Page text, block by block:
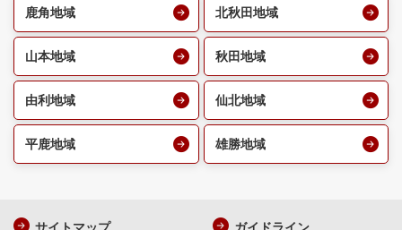
鹿角地域 北秋田地域
山本地域 秋田地域
由利地域 仙北地域
平鹿地域 雄勝地域